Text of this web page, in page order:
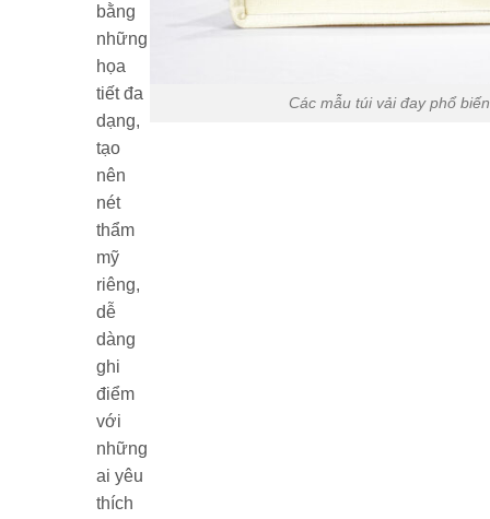
bằng
những
họa
tiết đa
dạng,
tạo
nên
nét
thẩm
mỹ
riêng,
dễ
dàng
ghi
điểm
với
những
ai yêu
thích
Các mẫu túi vải đay phổ